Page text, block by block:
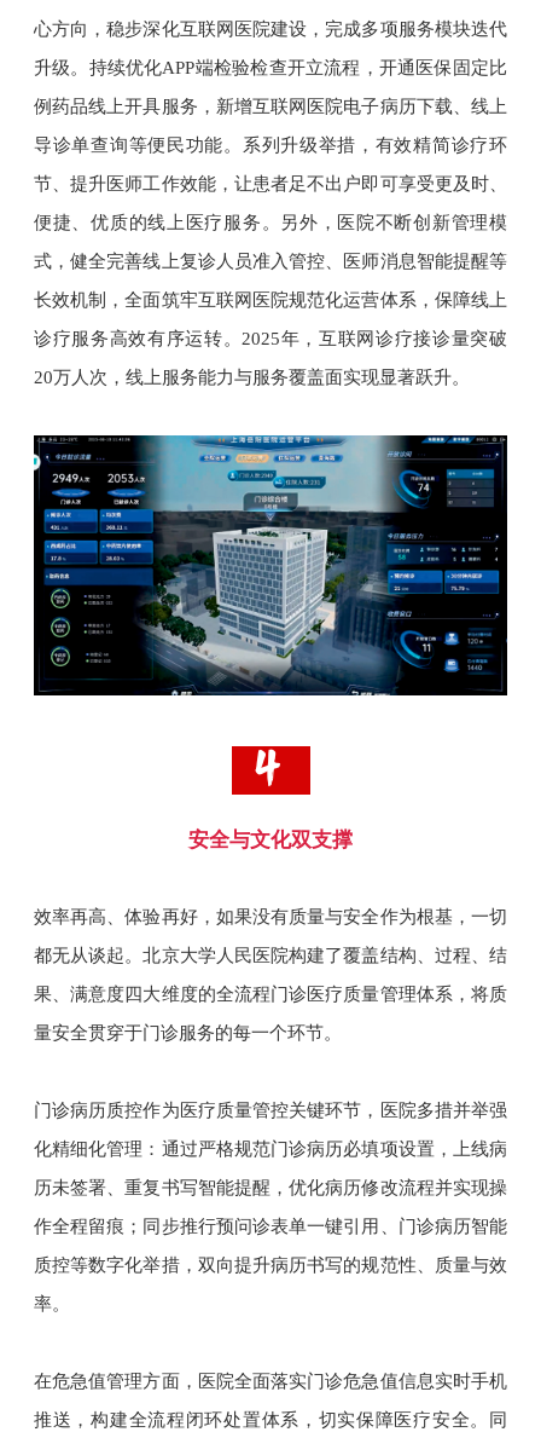
心方向，稳步深化互联网医院建设，完成多项服务模块迭代
升级。持续优化APP端检验检查开立流程，开通医保固定比
例药品线上开具服务，新增互联网医院电子病历下载、线上
导诊单查询等便民功能。系列升级举措，有效精简诊疗环
节、提升医师工作效能，让患者足不出户即可享受更及时、
便捷、优质的线上医疗服务。另外，医院不断创新管理模
式，健全完善线上复诊人员准入管控、医师消息智能提醒等
长效机制，全面筑牢互联网医院规范化运营体系，保障线上
诊疗服务高效有序运转。2025年，互联网诊疗接诊量突破
20万人次，线上服务能力与服务覆盖面实现显著跃升。
安全与文化双支撑
效率再高、体验再好，如果没有质量与安全作为根基，一切
都无从谈起。北京大学人民医院构建了覆盖结构、过程、结
果、满意度四大维度的全流程门诊医疗质量管理体系，将质
量安全贯穿于门诊服务的每一个环节。
门诊病历质控作为医疗质量管控关键环节，医院多措并举强
化精细化管理：通过严格规范门诊病历必填项设置，上线病
历未签署、重复书写智能提醒，优化病历修改流程并实现操
作全程留痕；同步推行预问诊表单一键引用、门诊病历智能
质控等数字化举措，双向提升病历书写的规范性、质量与效
率。
在危急值管理方面，医院全面落实门诊危急值信息实时手机
推送，构建全流程闭环处置体系，切实保障医疗安全。同